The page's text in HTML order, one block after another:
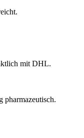
mit DHL.
pharmazeutisch.